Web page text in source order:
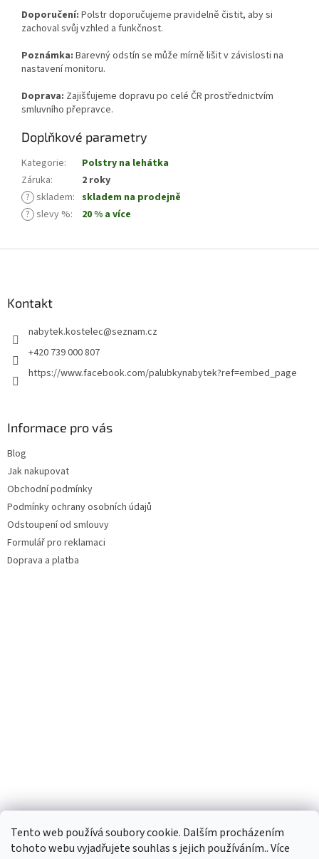
Tento web používá soubory cookie. Dalším procházením
tohoto webu vyjadřujete souhlas s jejich používáním.. Více
Doporučení: Polstr doporučujeme pravidelně čistit, aby si
zachoval svůj vzhled a funkčnost.
Poznámka: Barevný odstín se může mírně lišit v závislosti na
nastavení monitoru.
Doprava: Zajišťujeme dopravu po celé ČR prostřednictvím
smluvního přepravce.
Doplňkové parametry
Kategorie:
Polstry na lehátka
Záruka:
2 roky
? skladem: skladem na prodejně
? slevy %: 20 % a více
Kontakt
nabytek.kostelec@seznam.cz
+420 739 000 807
https://www.facebook.com/palubkynabytek?ref=embed_page
Informace pro vás
Blog
Jak nakupovat
Obchodní podmínky
Podmínky ochrany osobních údajů
Odstoupení od smlouvy
Formulář pro reklamaci
Doprava a platba
Facebook